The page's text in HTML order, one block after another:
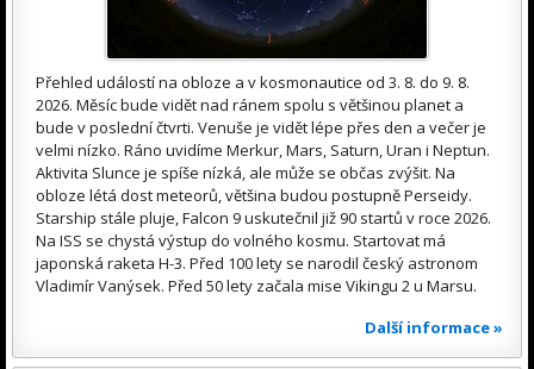
Přehled událostí na obloze a v kosmonautice od 3. 8. do 9. 8.
2026. Měsíc bude vidět nad ránem spolu s většinou planet a
bude v poslední čtvrti. Venuše je vidět lépe přes den a večer je
velmi nízko. Ráno uvidíme Merkur, Mars, Saturn, Uran i Neptun.
Aktivita Slunce je spíše nízká, ale může se občas zvýšit. Na
obloze létá dost meteorů, většina budou postupně Perseidy.
Starship stále pluje, Falcon 9 uskutečnil již 90 startů v roce 2026.
Na ISS se chystá výstup do volného kosmu. Startovat má
japonská raketa H-3. Před 100 lety se narodil český astronom
Vladimír Vanýsek. Před 50 lety začala mise Vikingu 2 u Marsu.
Další informace »